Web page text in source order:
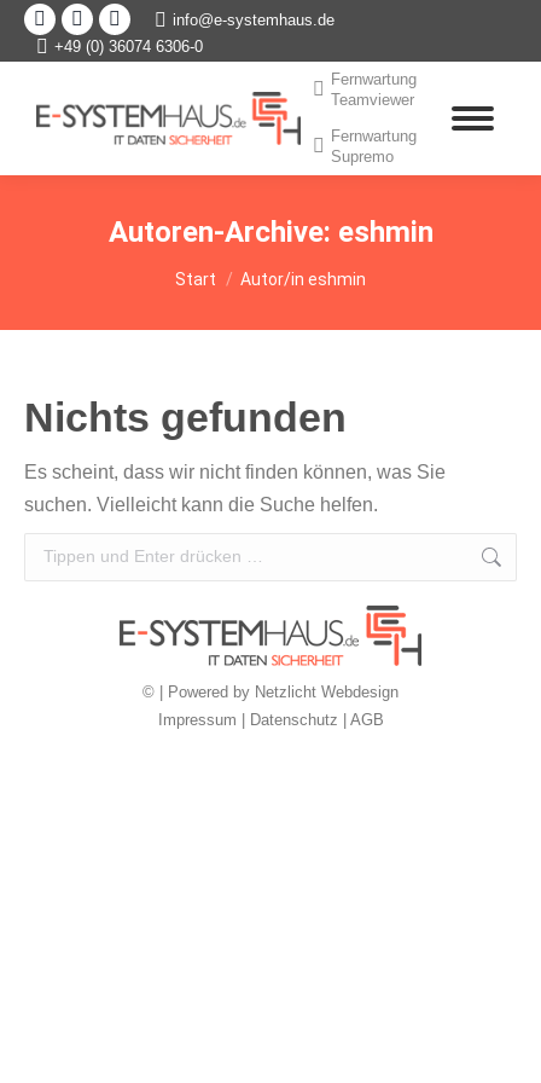
Facebook
page
in
window
XING
page
in
new
window
Linkedin
page
in
new
window
info@e-systemhaus.de
+49 (0) 36074 6306-0
Fernwartung
Teamviewer
Fernwartung
Supremo
Autoren-Archive: eshmin
Sie befinden sich hier:
Start Autor/in eshmin
Nichts gefunden
Es scheint, dass wir nicht finden können, was Sie
suchen. Vielleicht kann die Suche helfen.
Search:
© | Powered by Netzlicht Webdesign
Impressum
Datenschutz AGB